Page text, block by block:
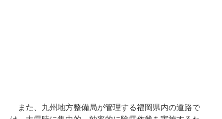
また、九州地方整備局が管理する福岡県内の道路で